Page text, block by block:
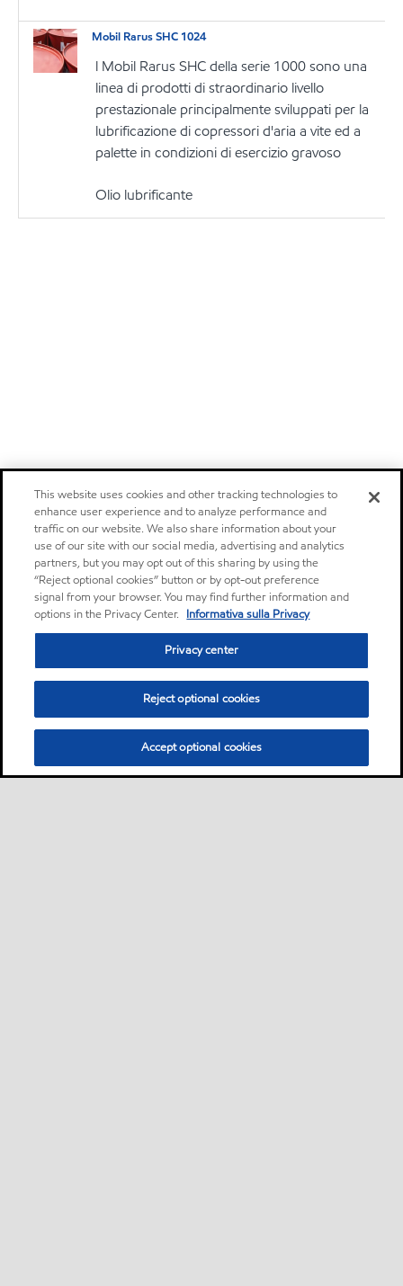
Mobil Rarus SHC 1024
l Mobil Rarus SHC della serie 1000 sono una
linea di prodotti di straordinario livello
prestazionale principalmente sviluppati per la
lubrificazione di copressori d'aria a vite ed a
palette in condizioni di esercizio gravoso
Olio lubrificante
This website uses cookies and other tracking technologies to
enhance user experience and to analyze performance and
traffic on our website. We also share information about your
use of our site with our social media, advertising and analytics
partners, but you may opt out of this sharing by using the
“Reject optional cookies” button or by opt-out preference
signal from your browser. You may find further information and
options in the Privacy Center. Informativa sulla Privacy
Privacy center
Reject optional cookies
Accept optional cookies